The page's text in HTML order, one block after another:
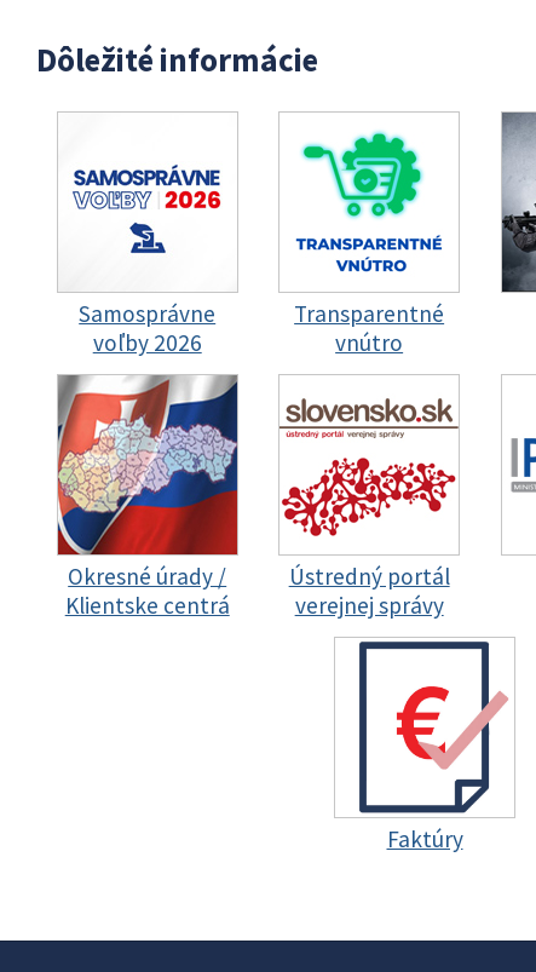
Dôležité informácie
Samosprávne
voľby 2026
Transparentné
vnútro
Okresné úrady /
Klientske centrá
Ústredný portál
verejnej správy
Faktúry